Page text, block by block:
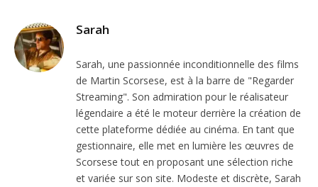
Sarah
Sarah, une passionnée inconditionnelle des films
de Martin Scorsese, est à la barre de "Regarder
Streaming". Son admiration pour le réalisateur
légendaire a été le moteur derrière la création de
cette plateforme dédiée au cinéma. En tant que
gestionnaire, elle met en lumière les œuvres de
Scorsese tout en proposant une sélection riche
et variée sur son site. Modeste et discrète, Sarah